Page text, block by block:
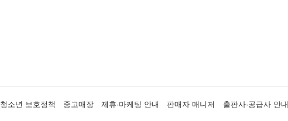
청소년 보호정책 중고매장 제휴·마케팅 안내 판매자 매니저 출판사·공급사 안내